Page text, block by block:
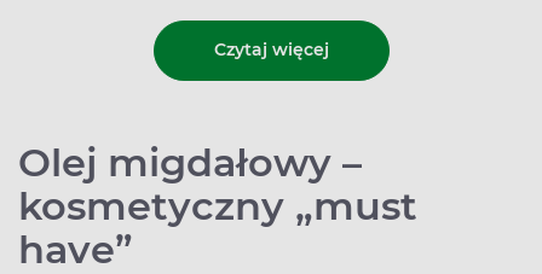
Czytaj więcej
Olej migdałowy –
kosmetyczny „must
have”